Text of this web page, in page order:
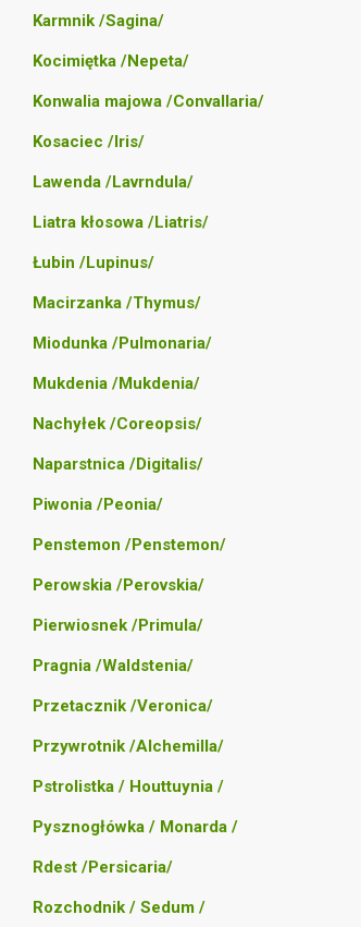
Karmnik /Sagina/
Kocimiętka /Nepeta/
Konwalia majowa /Convallaria/
Kosaciec /Iris/
Lawenda /Lavrndula/
Liatra kłosowa /Liatris/
Łubin /Lupinus/
Macirzanka /Thymus/
Miodunka /Pulmonaria/
Mukdenia /Mukdenia/
Nachyłek /Coreopsis/
Naparstnica /Digitalis/
Piwonia /Peonia/
Penstemon /Penstemon/
Perowskia /Perovskia/
Pierwiosnek /Primula/
Pragnia /Waldstenia/
Przetacznik /Veronica/
Przywrotnik /Alchemilla/
Pstrolistka / Houttuynia /
Pysznogłówka / Monarda /
Rdest /Persicaria/
Rozchodnik / Sedum /